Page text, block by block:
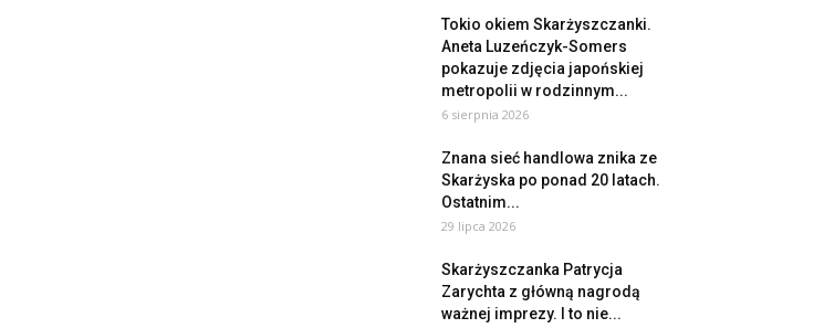
Tokio okiem Skarżyszczanki.
Aneta Luzeńczyk-Somers
pokazuje zdjęcia japońskiej
metropolii w rodzinnym...
6 sierpnia 2026
Znana sieć handlowa znika ze
Skarżyska po ponad 20 latach.
Ostatnim...
29 lipca 2026
Skarżyszczanka Patrycja
Zarychta z główną nagrodą
ważnej imprezy. I to nie...